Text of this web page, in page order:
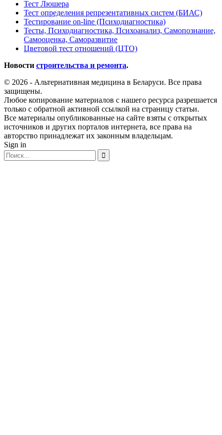
Тест Люшера
Тест определения репрезентативных систем (БИАС)
Тестирование on-line (Психодиагностика)
Тесты, Психодиагностика, Психоанализ, Самопознание,
Самооценка, Саморазвитие
Цветовой тест отношений (ЦТО)
Новости строительства и ремонта.
© 2026 - Альтернативная медицина в Беларуси. Все права
защищены.
Любое копирование материалов с нашего ресурса разрешается
только с обратной активной ссылкой на страницу статьи.
Все материалы опубликованные на сайте взяты с открытых
источников и других порталов интернета, все права на
авторство принадлежат их законным владельцам.
Sign in